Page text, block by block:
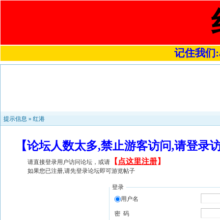
记住我们
提示信息 » 红港
【论坛人数太多,禁止游客访问,请登
请直接登录用户访问论坛，或请 【 点这里注册】
如果您已注册,请先登录论坛即可游览帖子
登录
用户名
密 码